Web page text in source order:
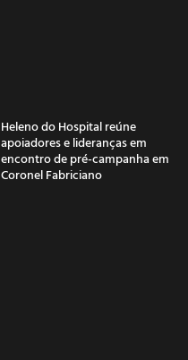
Heleno do Hospital reúne
apoiadores e lideranças em
encontro de pré-campanha em
Coronel Fabriciano